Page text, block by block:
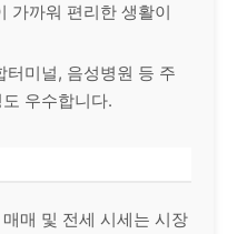
가까워 편리한 생활이
터미널, 음성병원 등 주
우수합니다.
매 및 전세 시세는 시장